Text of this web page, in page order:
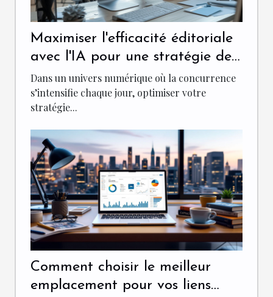
Maximiser l'efficacité éditoriale
avec l'IA pour une stratégie de
contenu réussie
Dans un univers numérique où la concurrence
s’intensifie chaque jour, optimiser votre
stratégie...
Comment choisir le meilleur
emplacement pour vos liens